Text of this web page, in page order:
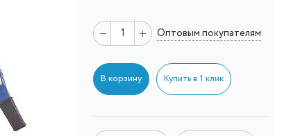
Оптовым покупателям
В корзину Купить в 1 клик